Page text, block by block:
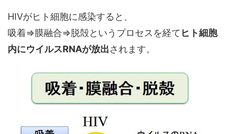
HIVがヒト細胞に感染すると、
吸着⇒膜融合⇒脱殻というプロセスを経て ヒト細胞
内にウイルスRNAが放出されます。